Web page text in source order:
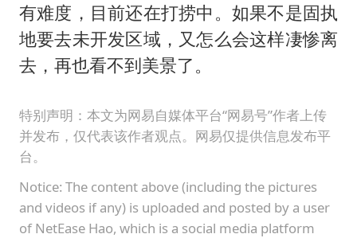
有难度，目前还在打捞中。如果不是固执
地要去未开发区域，又怎么会这样凄惨离
去，再也看不到美景了。
特别声明：本文为网易自媒体平台“网易号”作者上传
并发布，仅代表该作者观点。网易仅提供信息发布平
台。
Notice: The content above (including the pictures
and videos if any) is uploaded and posted by a user
of NetEase Hao, which is a social media platform